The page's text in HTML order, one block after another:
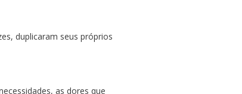
duplicaram seus próprios
as dores que